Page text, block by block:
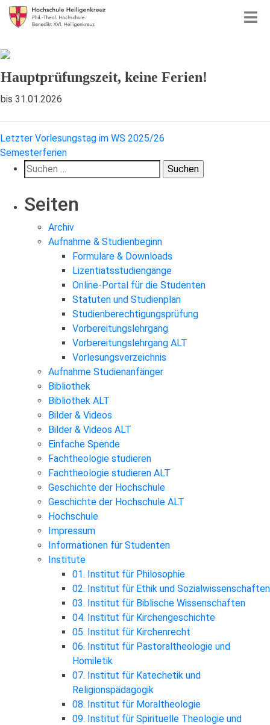
Hauptprüfungszeit, keine Ferien!
bis 31.01.2026
Beitragsnavigation
Letzter Vorlesungstag im WS 2025/26
Semesterferien
Suchen
nach:
Seiten
Archiv
Aufnahme & Studienbeginn
Formulare & Downloads
Lizentiatsstudiengänge
Online-Portal für die Studenten
Statuten und Studienplan
Studienberechtigungsprüfung
Vorbereitungslehrgang
Vorbereitungslehrgang ALT
Vorlesungsverzeichnis
Aufnahme Studienanfänger
Bibliothek
Bibliothek ALT
Bilder & Videos
Bilder & Videos ALT
Einfache Spende
Fachtheologie studieren
Fachtheologie studieren ALT
Geschichte der Hochschule
Geschichte der Hochschule ALT
Hochschule
Impressum
Informationen für Studenten
Institute
01. Institut für Philosophie
02. Institut für Ethik und Sozialwissenschaften
03. Institut für Biblische Wissenschaften
04. Institut für Kirchengeschichte
05. Institut für Kirchenrecht
06. Institut für Pastoraltheologie und
Homiletik
07. Institut für Katechetik und
Religionspädagogik
08. Institut für Moraltheologie
09. Institut für Spirituelle Theologie und